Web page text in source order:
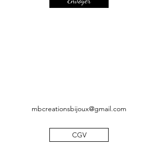
mbcreationsbijoux@gmail.com
CGV